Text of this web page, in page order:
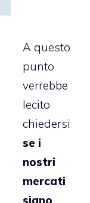
A questo
punto
verrebbe
lecito
chiedersi
se i
nostri
mercati
siano